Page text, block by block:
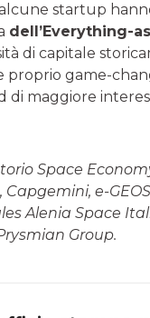
startup
dell’Everything-
di capitale
game-
maggiore
Space
Capgemini, e-
Alenia Space
Group.